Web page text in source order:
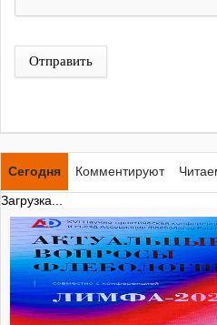
Отправить
Сегодня Комментируют
Загрузка...